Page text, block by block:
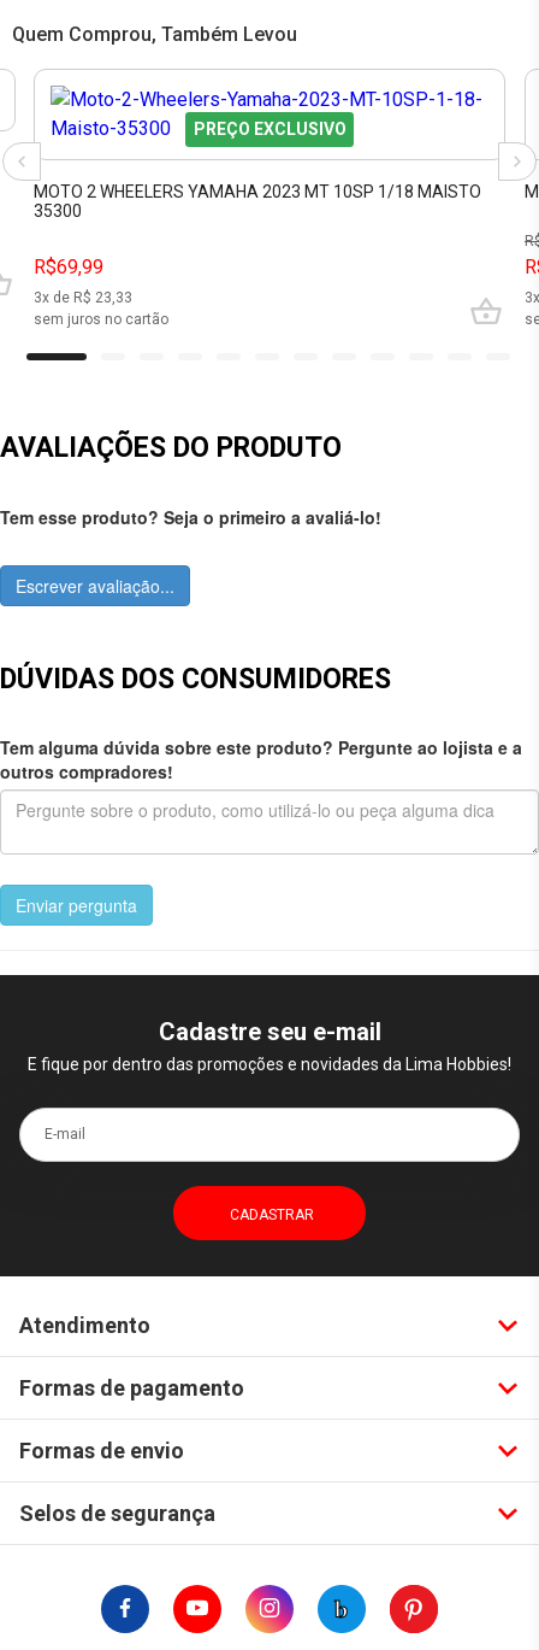
Quem Comprou, Também Levou
PREÇO EXCLUSIVO
MOTO 2 WHEELERS YAMAHA 2023 MT 10SP 1/18 MAISTO
35300
R$69,99
3x de R$ 23,33
sem juros no cartão
3
AVALIAÇÕES DO PRODUTO
Tem esse produto? Seja o primeiro a avaliá-lo!
Escrever avaliação...
DÚVIDAS DOS CONSUMIDORES
Tem alguma dúvida sobre este produto? Pergunte ao lojista e a
outros compradores!
Enviar pergunta
Cadastre seu e-mail
E fique por dentro das promoções e novidades da Lima Hobbies!
E-mail
Atendimento
Formas de pagamento
Formas de envio
Selos de segurança